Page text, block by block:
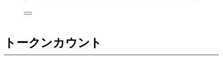
トークンカウント